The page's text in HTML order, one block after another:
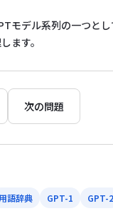
モデル系列の一つと
ます。
次の問題
用語辞典 GPT-1 GPT-2